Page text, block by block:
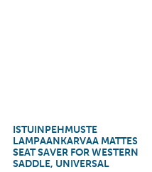
ISTUINPEHMUSTE
LAMPAANKARVAA MATTES
SEAT SAVER FOR WESTERN
SADDLE, UNIVERSAL